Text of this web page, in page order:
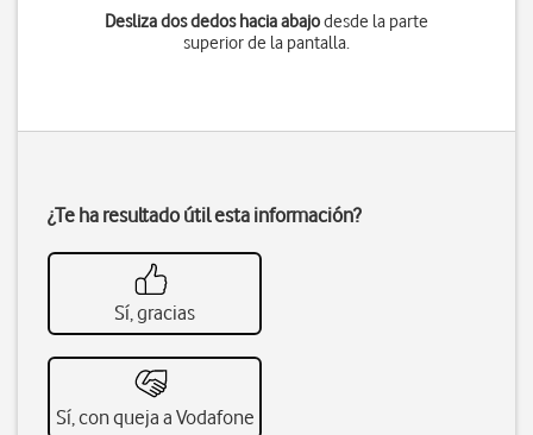
Desliza dos dedos hacia abajodesde la parte
superior de la pantalla.
¿Te ha resultado útil esta información?
Sí, gracias
Sí, con queja a Vodafone